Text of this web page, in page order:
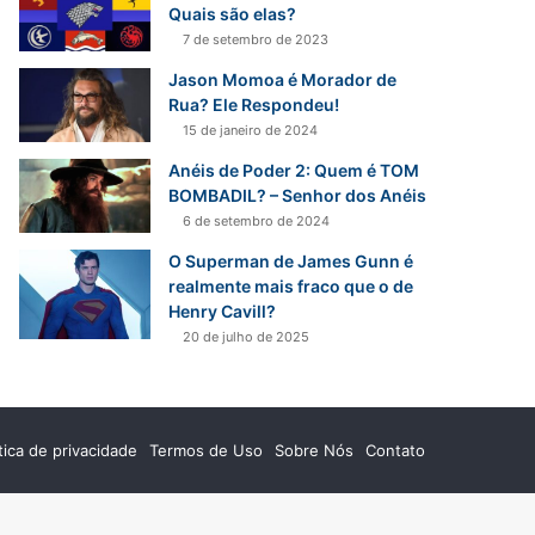
p
r
:
Quais são elas?
7 de setembro de 2023
Jason Momoa é Morador de
Rua? Ele Respondeu!
15 de janeiro de 2024
Anéis de Poder 2: Quem é TOM
BOMBADIL? – Senhor dos Anéis
6 de setembro de 2024
O Superman de James Gunn é
realmente mais fraco que o de
Henry Cavill?
20 de julho de 2025
de privacidade Termos de Uso Sobre Nós Contato